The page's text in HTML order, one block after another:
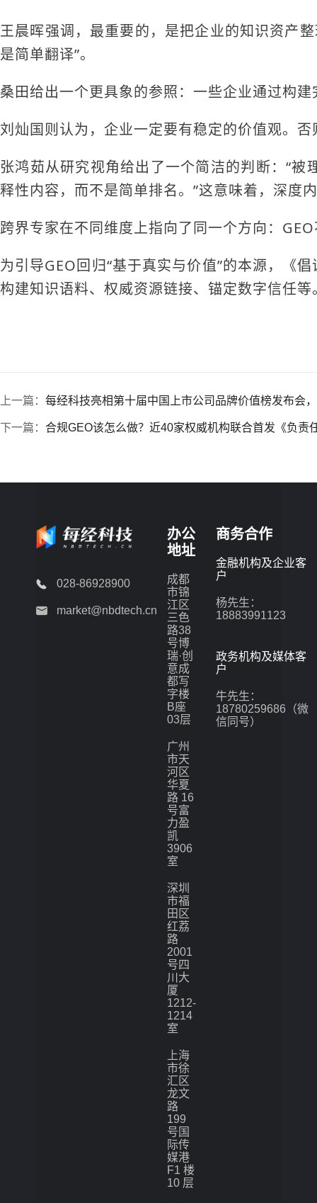
王晨晖强调，最重要的，是把企业的知识资产
是简单翻译”。
桑田给出一个更具象的参照：一些企业通过构
刘灿国则认为，企业一定要有稳定的价值观。
张鸿茹从研究视角给出了一个简洁的判断：“
释性内容，而不是简单排名。”这意味着，深度
跨界专家在不同维度上指向了同一个方向：
为引导GEO回归“基于真实与价值”的本源，《
构建知识语料、权威资源链接、锚定数字信任等
上一篇： 每经科技亮相第十届中国上市公司品牌价值榜发布会
下一篇： 合规GEO该怎么做？近40家权威机构联合首发《负责
028-86928900
market@nbdtech.cn
办公
地址
成都
市锦
江区
三色
路38
号博
瑞·创
意成
都写
字楼
B座
03层
广州
市天
河区
华夏
路 16
号富
力盈
凯
3906
室
深圳
市福
田区
红荔
路
2001
号四
川大
厦
1212-
1214
室
上海
市徐
汇区
龙文
路
199
号国
际传
媒港
F1 楼
10 层
商务合作
金融机构及企业客
户
杨先生：
18883991123
政务机构及媒体客
户
牛先生：
18780259686（微
信同号）